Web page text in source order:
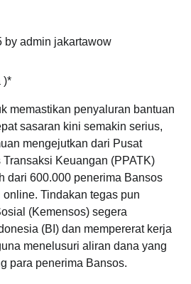
by admin jakartawow
)*
memastikan penyaluran bantuan
sasaran kini semakin serius,
mengejutkan dari Pusat
Keuangan (PPATK)
dari 600.000 penerima Bansos
Tindakan tegas pun
(Kemensos) segera
(BI) dan mempererat kerja
menelusuri aliran dana yang
para penerima Bansos.